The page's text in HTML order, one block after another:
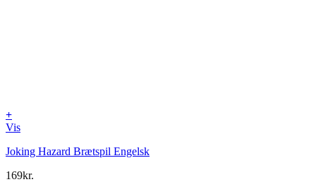
+
Vis
Joking Hazard Brætspil Engelsk
169kr.